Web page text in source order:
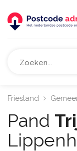
Friesland
Pand